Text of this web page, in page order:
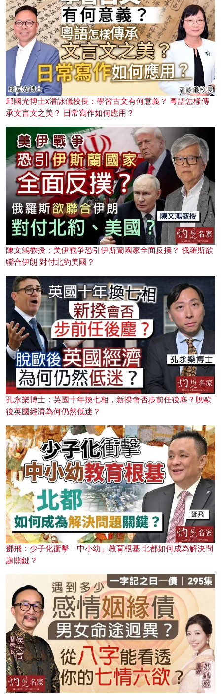
邱國光博士x潘詠儀校長：學習古文有何意義？ 粵語怎樣傳
承文言文之美？ 日常寫作如何應用？
陳文鴻教授：美伊戰爭恐引伊斯蘭國家全面反撲？ 俄羅斯欲
聯合伊朗 對付北約美國？
孔永樂博士：英國十年換七相，新揆會否步前任後塵？脫歐
後英國經濟為何仍然低迷？
鄧飛：少子化衝擊「中小幼」教育根基 北都如何成為解決問
題關鍵？